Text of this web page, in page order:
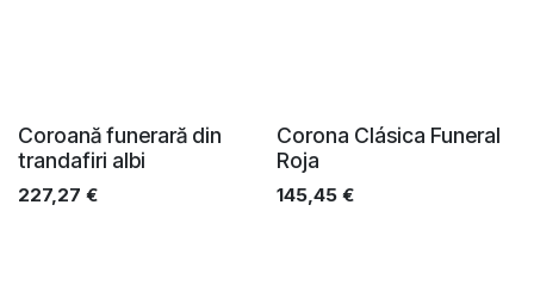
Coroană funerară din
trandafiri albi
227,27 €
Corona Clásica Funeral
Roja
145,45€